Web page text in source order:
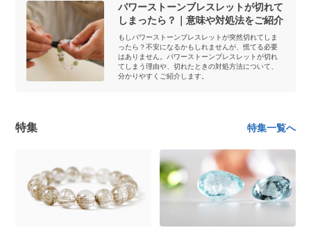
パワーストーンブレスレットが切れて
しまったら？｜意味や対処法をご紹介
もしパワーストーンブレスレットが突然切れてしま
ったら？不安になるかもしれませんが、慌てる必要
はありません。パワーストーンブレスレットが切れ
てしまう理由や、切れたときの対処方法について、
分かりやすくご紹介します。
特集 特集一覧へ